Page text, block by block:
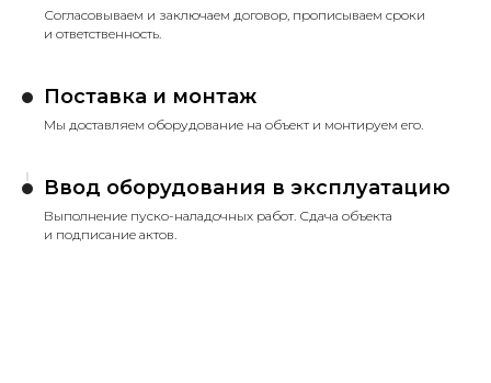
Согласовываем и заключаем договор, прописываем сроки
и ответственность.
Поставка и монтаж
Мы доставляем оборудование на объект и монтируем его.
Ввод оборудования в эксплуатацию
Выполнение пуско-наладочных работ. Сдача объекта
и подписание актов.